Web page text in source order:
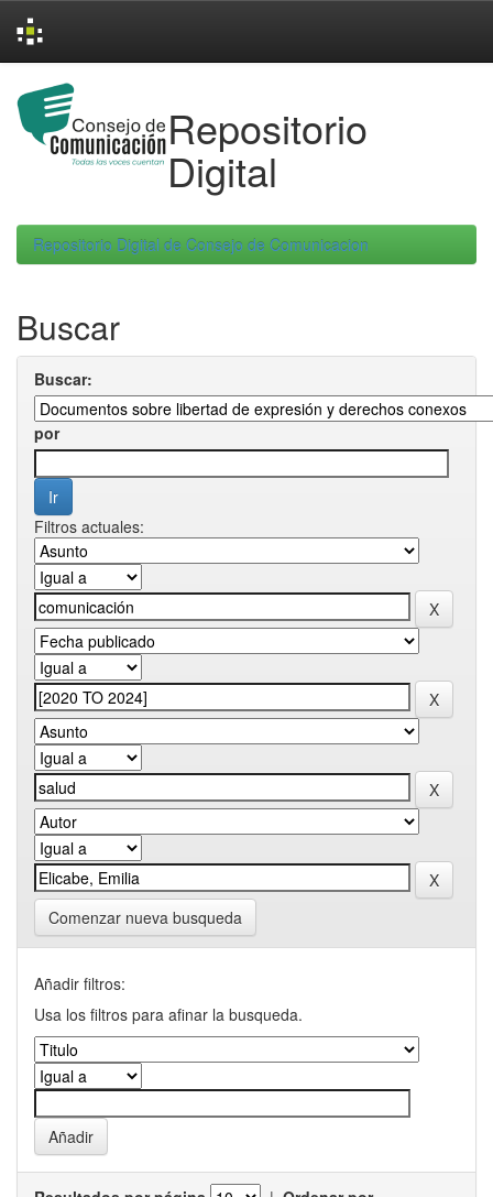
navigation
Repositorio
Digital
Repositorio Digital de Consejo de Comunicacion
Buscar
Buscar:
por
Filtros actuales:
Comenzar nueva busqueda
Añadir filtros:
Usa los filtros para afinar la busqueda.